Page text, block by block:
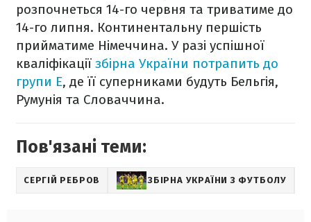
розпочнеться 14-го червня та триватиме до
14-го липня. Континентальну першість
прийматиме Німеччина. У разі успішної
кваліфікації збірна України потрапить до
групи Е, де її суперниками будуть Бельгія,
Румунія та Словаччина.
Пов'язані теми:
СЕРГІЙ РЕБРОВ ЗБІРНА УКРАЇНИ З ФУТБОЛУ